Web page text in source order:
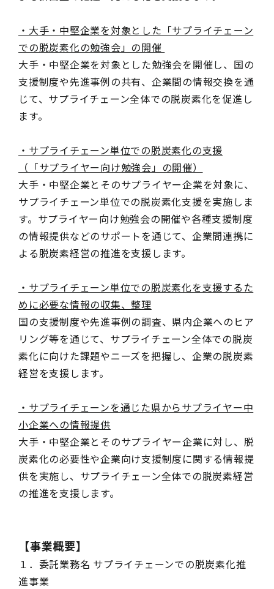
・大手・中堅企業を対象とした「サプライチェーン
での脱炭素化の勉強会」の開催
大手・中堅企業を対象とした勉強会を開催し、国の
支援制度や先進事例の共有、企業間の情報交換を通
じて、サプライチェーン全体での脱炭素化を促進し
ます。
・サプライチェーン単位での脱炭素化の支援
（「サプライヤー向け勉強会」の開催）
大手・中堅企業とそのサプライヤー企業を対象に、
サプライチェーン単位での脱炭素化支援を実施しま
す。サプライヤー向け勉強会の開催や各種支援制度
の情報提供などのサポートを通じて、企業間連携に
よる脱炭素経営の推進を支援します。
・サプライチェーン単位での脱炭素化を支援するた
めに必要な情報の収集、整理
国の支援制度や先進事例の調査、県内企業へのヒア
リング等を通じて、サプライチェーン全体での脱炭
素化に向けた課題やニーズを把握し、企業の脱炭素
経営を支援します。
・サプライチェーンを通じた県からサプライヤー中
小企業への情報提供
大手・中堅企業とそのサプライヤー企業に対し、脱
炭素化の必要性や企業向け支援制度に関する情報提
供を実施し、サプライチェーン全体での脱炭素経営
の推進を支援します。
【事業概要】
１．委託業務名 サプライチェーンでの脱炭素化推
進事業